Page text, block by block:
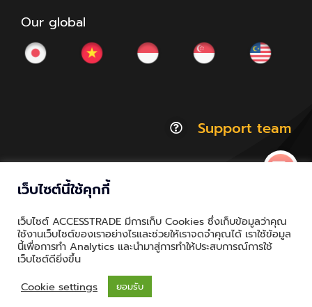
Our global
Support team
Thailand.a | All Rights Reserved
Privacy & Policy | Cookie Policy
เว็บไซต์นี้ใช้คุกกี้
เว็บไซต์ ACCESSTRADE มีการเก็บ Cookies ซึ่งเก็บข้อมูลว่าคุณ
ใช้งานเว็บไซต์ของเราอย่างไรและช่วยให้เราจดจำคุณได้ เราใช้ข้อมูล
นี้เพื่อการทำ Analytics และนำมาสู่การทำให้ประสบการณ์การใช้
เว็บไซต์ดียิ่งขึ้น
Cookie settings
ยอมรับ